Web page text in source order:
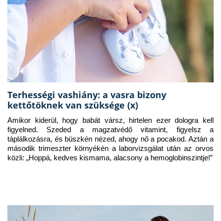
Terhességi vashiány: a vasra bizony
kettőtöknek van szüksége (x)
Amikor kiderül, hogy babát vársz, hirtelen ezer dologra kell
figyelned. Szeded a magzatvédő vitamint, figyelsz a
táplálkozásra, és büszkén nézed, ahogy nő a pocakod. Aztán a
második trimeszter környékén a laborvizsgálat után az orvos
közli: „Hoppá, kedves kismama, alacsony a hemoglobinszintje!”